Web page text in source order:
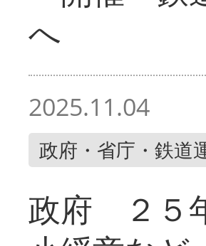
へ
2025.11.04
政府・省庁・鉄道
政府 ２５